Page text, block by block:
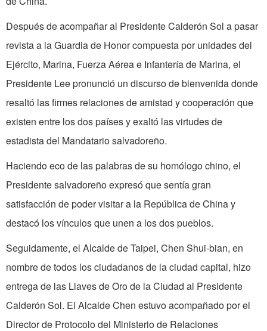
Después de acompañar al Presidente Calderón Sol a pasar
revista a la Guardia de Honor compuesta por unidades del
Ejército, Marina, Fuerza Aérea e Infantería de Marina, el
Presidente Lee pronunció un discurso de bienvenida donde
resaltó las firmes relaciones de amistad y cooperación que
existen entre los dos países y exaltó las virtudes de
estadista del Mandatario salvadoreño.
Haciendo eco de las palabras de su homólogo chino, el
Presidente salvadoreño expresó que sentía gran
satisfacción de poder visitar a la República de China y
destacó los vínculos que unen a los dos pueblos.
Seguidamente, el Alcalde de Taipei, Chen Shui-bian, en
nombre de todos los ciudadanos de la ciudad capital, hizo
entrega de las Llaves de Oro de la Ciudad al Presidente
Calderón Sol. El Alcalde Chen estuvo acompañado por el
Director de Protocolo del Ministerio de Relaciones